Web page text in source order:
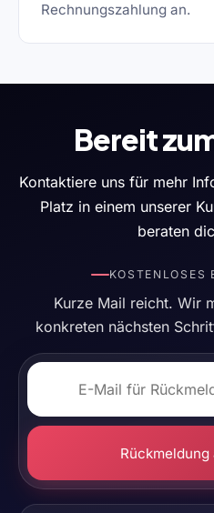
Rechnungszahlung an.
Bereit
Kontaktiere uns für mehr
Platz in einem unserer
beraten
KOSTENLOSES
Kurze Mail reicht. Wir
konkreten nächsten